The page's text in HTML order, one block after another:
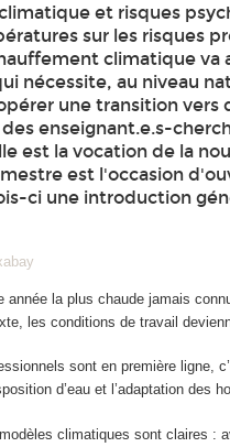
et risques
sur les risques
climatique va
nécessite, au niveau
une transition
enseignant.e.s-
est la vocation de la
est l'occasion
ci une introduction
année la plus chaude jamais
les conditions de travail
sont en première ligne,
d’eau et l’adaptation des
climatiques sont claires :